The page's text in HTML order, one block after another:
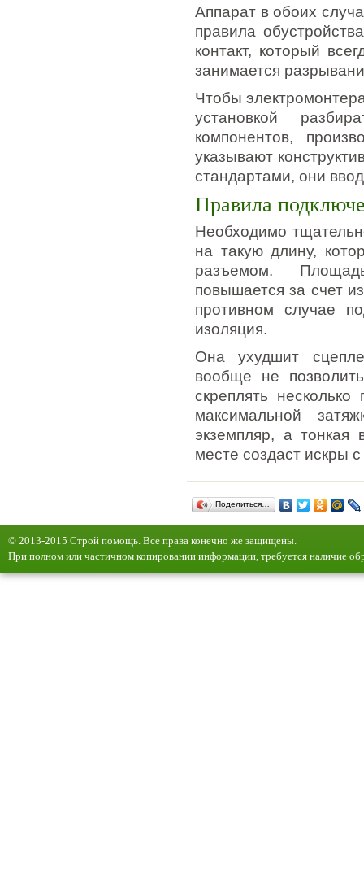
Аппарат в обоих
правила
контакт, который
занимается
Чтобы
установкой
компонентов,
указывают
стандартами, они
Правила
Необходимо
на такую длину,
разъемом.
повышается за счет
противном случае
изоляция.
Она ухудшит
вообще не
скреплять
максимальной
экземпляр, а тонкая
месте создаст искры
Поделиться…
© 2013-2015 Строй помощь. Все права конечно же защищены.
При полном или частичном копировании информации, требуется наличие